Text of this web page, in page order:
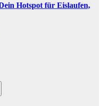
Hotspot für Eislaufen,